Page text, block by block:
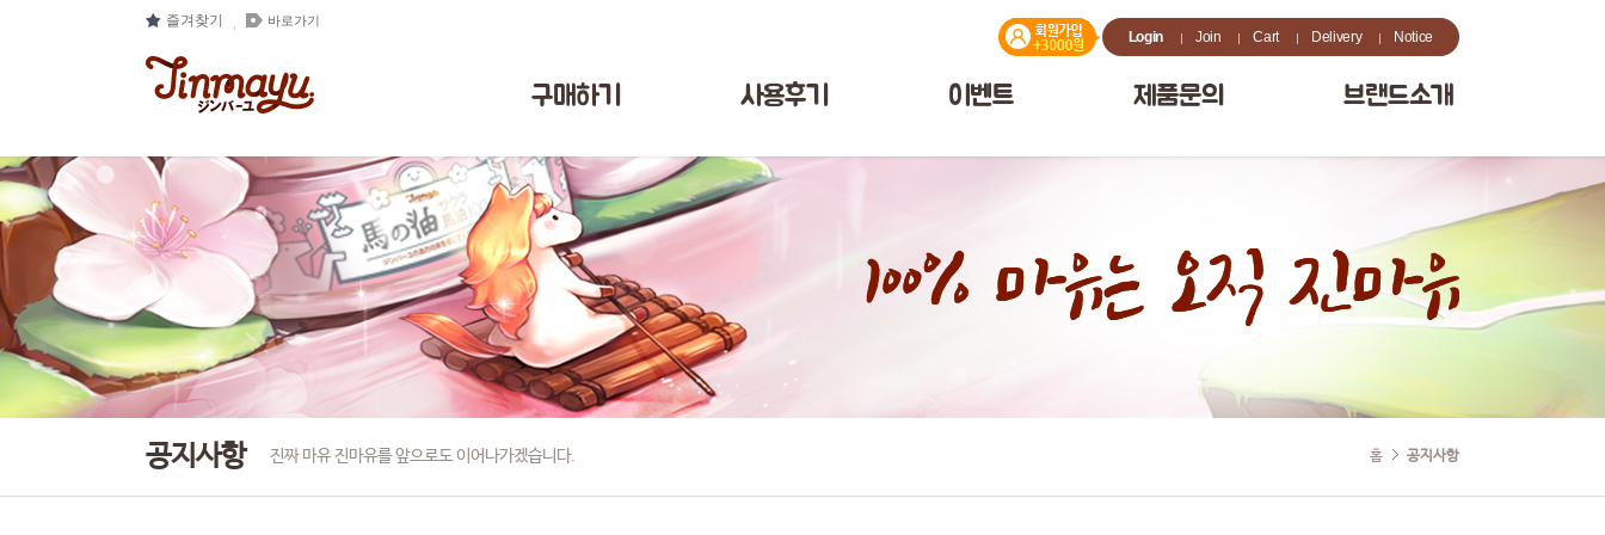
구매하기 사용후기 이벤트 제품문의 브랜드소개
Login Join Cart Delivery Notice
즐겨찾기 바로가기
공지사항 진짜 마유 진마유를 앞으로도 이어나가겠습니다. 홈 공지사항